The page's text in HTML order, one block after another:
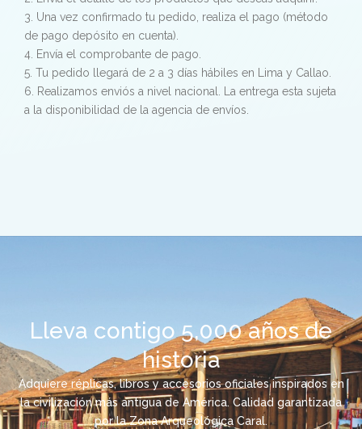
3. Una vez confirmado tu pedido, realiza el pago (método
de pago depósito en cuenta).
4. Envía el comprobante de pago.
5. Tu pedido llegará de 2 a 3 días hábiles en Lima y Callao.
6. Realizamos enviós a nivel nacional. La entrega esta sujeta
a la disponibilidad de la agencia de envíos.
Lleva contigo 5,000 años de
historia
Adquiere réplicas, libros y accesorios oficiales inspirados en
la civilización más antigua de América. Calidad garantizada
por la Zona Arqueológica Caral.